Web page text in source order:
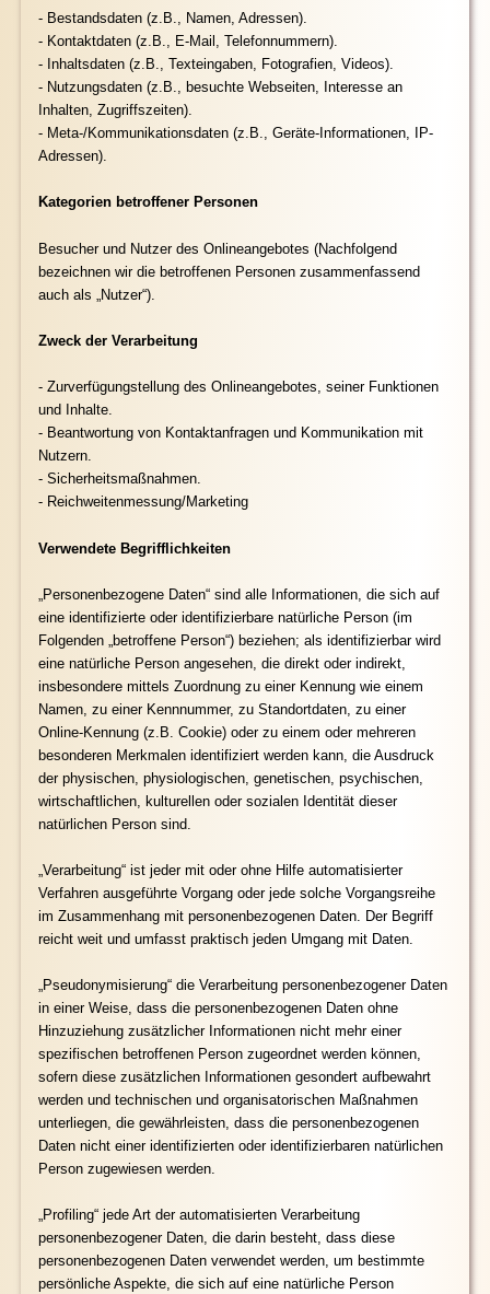
- Bestandsdaten (z.B., Namen, Adressen).
- Kontaktdaten (z.B., E-Mail, Telefonnummern).
- Inhaltsdaten (z.B., Texteingaben, Fotografien, Videos).
- Nutzungsdaten (z.B., besuchte Webseiten, Interesse an
Inhalten, Zugriffszeiten).
- Meta-/Kommunikationsdaten (z.B., Geräte-Informationen, IP-
Adressen).
Kategorien betroffener Personen
Besucher und Nutzer des Onlineangebotes (Nachfolgend
bezeichnen wir die betroffenen Personen zusammenfassend
auch als „Nutzer“).
Zweck der Verarbeitung
- Zurverfügungstellung des Onlineangebotes, seiner Funktionen
und Inhalte.
- Beantwortung von Kontaktanfragen und Kommunikation mit
Nutzern.
- Sicherheitsmaßnahmen.
- Reichweitenmessung/Marketing
Verwendete Begrifflichkeiten
„Personenbezogene Daten“ sind alle Informationen, die sich auf
eine identifizierte oder identifizierbare natürliche Person (im
Folgenden „betroffene Person“) beziehen; als identifizierbar wird
eine natürliche Person angesehen, die direkt oder indirekt,
insbesondere mittels Zuordnung zu einer Kennung wie einem
Namen, zu einer Kennnummer, zu Standortdaten, zu einer
Online-Kennung (z.B. Cookie) oder zu einem oder mehreren
besonderen Merkmalen identifiziert werden kann, die Ausdruck
der physischen, physiologischen, genetischen, psychischen,
wirtschaftlichen, kulturellen oder sozialen Identität dieser
natürlichen Person sind.
„Verarbeitung“ ist jeder mit oder ohne Hilfe automatisierter
Verfahren ausgeführte Vorgang oder jede solche Vorgangsreihe
im Zusammenhang mit personenbezogenen Daten. Der Begriff
reicht weit und umfasst praktisch jeden Umgang mit Daten.
„Pseudonymisierung“ die Verarbeitung personenbezogener Daten
in einer Weise, dass die personenbezogenen Daten ohne
Hinzuziehung zusätzlicher Informationen nicht mehr einer
spezifischen betroffenen Person zugeordnet werden können,
sofern diese zusätzlichen Informationen gesondert aufbewahrt
werden und technischen und organisatorischen Maßnahmen
unterliegen, die gewährleisten, dass die personenbezogenen
Daten nicht einer identifizierten oder identifizierbaren natürlichen
Person zugewiesen werden.
„Profiling“ jede Art der automatisierten Verarbeitung
personenbezogener Daten, die darin besteht, dass diese
personenbezogenen Daten verwendet werden, um bestimmte
persönliche Aspekte, die sich auf eine natürliche Person